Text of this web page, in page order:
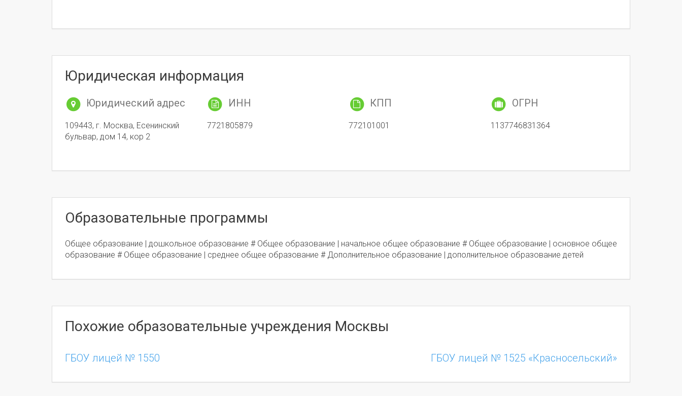
Юридическая информация
Юридический адрес
109443, г. Москва, Есенинский
бульвар, дом 14, кор 2
ИНН
7721805879
КПП
772101001
ОГРН
1137746831364
Образовательные программы
Общее образование | дошкольное образование # Общее образование | начальное общее образование # Общее образование | основное общее
образование # Общее образование | среднее общее образование # Дополнительное образование | дополнительное образование детей
Похожие образовательные учреждения Москвы
ГБОУ лицей № 1550 ГБОУ лицей № 1525 «Красносельский»